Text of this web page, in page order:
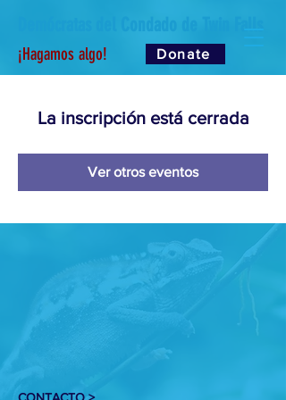
Donate
¡Hagamos algo!
La inscripción está cerrada
Ver otros eventos